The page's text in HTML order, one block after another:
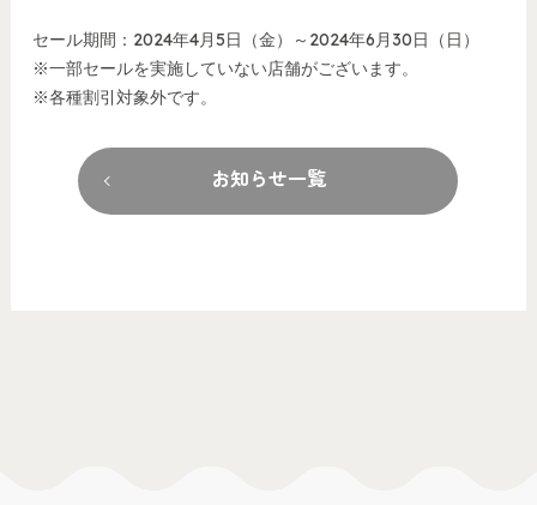
セール期間：2024年4月5日（金）～2024年6月30日（日）
※一部セールを実施していない店舗がございます。
※各種割引対象外です。
お知らせ一覧